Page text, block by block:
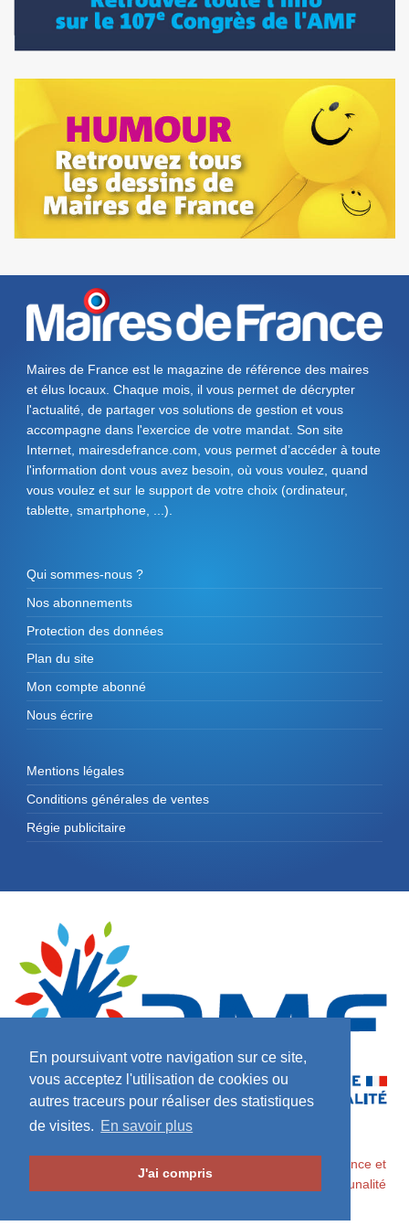
En poursuivant votre navigation sur ce site,
vous acceptez l'utilisation de cookies ou
autres traceurs pour réaliser des statistiques
de visites. En savoir plus
J'ai compris
Maires de France est le magazine de référence des maires
et élus locaux. Chaque mois, il vous permet de décrypter
l'actualité, de partager vos solutions de gestion et vous
accompagne dans l'exercice de votre mandat. Son site
Internet, mairesdefrance.com, vous permet d’accéder à toute
l'information dont vous avez besoin, où vous voulez, quand
vous voulez et sur le support de votre choix (ordinateur,
tablette, smartphone, ...).
Qui sommes-nous ?
Nos abonnements
Protection des données
Plan du site
Mon compte abonné
Nous écrire
Mentions légales
Conditions générales de ventes
Régie publicitaire
Maires de France / Association des Maires de France et
des Présidents d'Intercommunalité